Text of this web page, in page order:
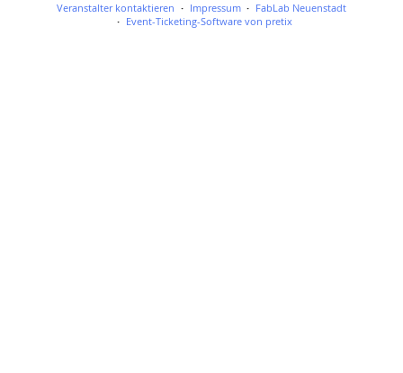
Veranstalter kontaktieren Impressum
FabLab Neuenstadt
Event-Ticketing-Software von pretix